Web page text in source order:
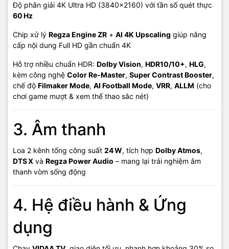
Độ phân giải 4K Ultra HD (3840×2160) với tần số quét thực
60 Hz
Chip xử lý Regza Engine ZR + AI 4K Upscaling giúp nâng
cấp nội dung Full HD gần chuẩn 4K
Hỗ trợ nhiều chuẩn HDR: Dolby Vision, HDR10/10+, HLG,
kèm công nghệ Color Re‑Master, Super Contrast Booster,
chế độ Filmaker Mode, AI Football Mode, VRR, ALLM (cho
chơi game mượt & xem thể thao sắc nét)
3. Âm thanh
Loa 2 kênh tổng công suất 24 W, tích hợp Dolby Atmos,
DTS X và Regza Power Audio – mang lại trải nghiệm âm
thanh vòm sống động
4. Hệ điều hành & Ứng
dụng